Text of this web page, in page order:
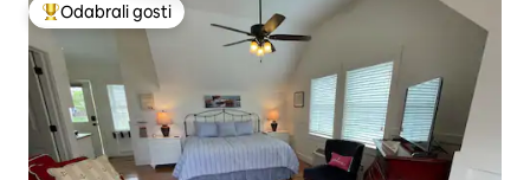
Među najviše rangiranima s oznakom „Odabrali gosti”
Odabrali gosti